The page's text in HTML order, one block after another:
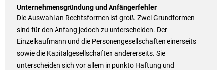
Unternehmensgründung und Anfängerfehler
Die Auswahl an Rechtsformen ist groß. Zwei Grundformen
sind für den Anfang jedoch zu unterscheiden. Der
Einzelkaufmann und die Personengesellschaften einerseits
sowie die Kapitalgesellschaften andererseits. Sie
unterscheiden sich vor allem in punkto Haftung und